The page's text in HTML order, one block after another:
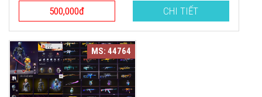
500,000đ CHI TIẾT
MS: 44764